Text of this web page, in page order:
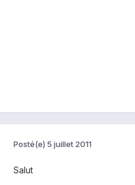
Posté(e) 5 juillet 2011
Salut